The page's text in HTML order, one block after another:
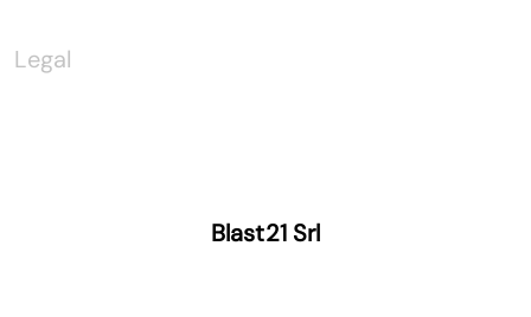
Legal
Blast21 Srl